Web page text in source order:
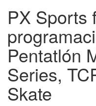
PX Sports
Pentatlón
Series,
Skate